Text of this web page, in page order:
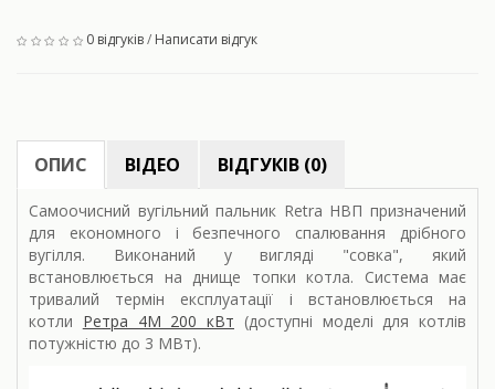
0 відгуків/ Написати відгук
ОПИС ВІДЕО ВІДГУКІВ (0)
Самоочисний вугільний пальник Retra НВП призначений
для економного і безпечного спалювання дрібного
вугілля. Виконаний у вигляді "совка", який
встановлюється на днище топки котла. Система має
тривалий термін експлуатації і встановлюється на
котли Ретра 4М 200 кВт (доступні моделі для котлів
потужністю до 3 МВт).